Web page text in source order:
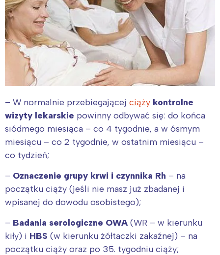
– W normalnie przebiegającej ciąży kontrolne
wizyty lekarskie powinny odbywać się: do końca
siódmego miesiąca – co 4 tygodnie, a w ósmym
miesiącu – co 2 tygodnie, w ostatnim miesiącu –
co tydzień;
– Oznaczenie grupy krwi i czynnika Rh – na
początku ciąży (jeśli nie masz już zbadanej i
wpisanej do dowodu osobistego);
– Badania serologiczne OWA (WR – w kierunku
kiły) i HBS (w kierunku żółtaczki zakaźnej) – na
początku ciąży oraz po 35. tygodniu ciąży;